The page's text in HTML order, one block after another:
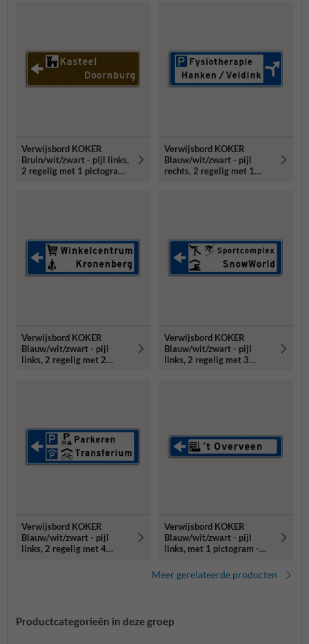
Verwijsbord KOKER
Bruin/wit/zwart - pijl links,
2 regelig met 1 pictogram
Verwijsbord KOKER
Blauw/wit/zwart - pijl
rechts, 2 regelig met 1
Verwijsbord KOKER
Blauw/wit/zwart - pijl
links, 2 regelig met 2
Verwijsbord KOKER
Blauw/wit/zwart - pijl
links, 2 regelig met 3
Verwijsbord KOKER
Blauw/wit/zwart - pijl
links, 2 regelig met 4
Verwijsbord KOKER
Blauw/wit/zwart - pijl
links, met 1 pictogram -
Meer gerelateerde producten
Productcategorieën in deze groep